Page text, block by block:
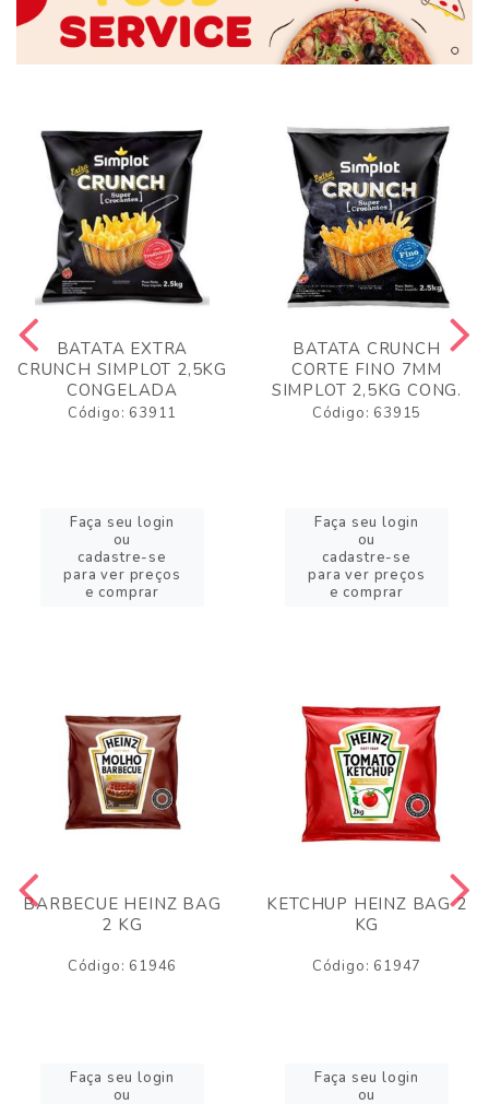
BATATA EXTRA
CRUNCH SIMPLOT 2,5KG
CONGELADA
Código: 63911
Faça seu login
ou
cadastre-se
para ver preços
e comprar
BATATA CRUNCH
CORTE FINO 7MM
SIMPLOT 2,5KG CONG.
Código: 63915
Faça seu login
ou
cadastre-se
para ver preços
e comprar
BARBECUE HEINZ BAG
2 KG
Código: 61946
Faça seu login
ou
KETCHUP HEINZ BAG 2
KG
Código: 61947
Faça seu login
ou